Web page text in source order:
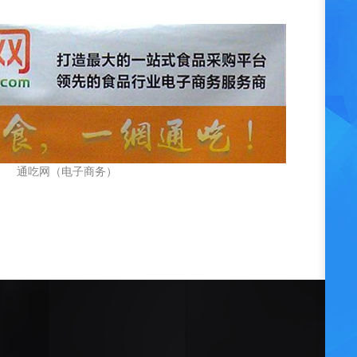
通吃网（电子商务）